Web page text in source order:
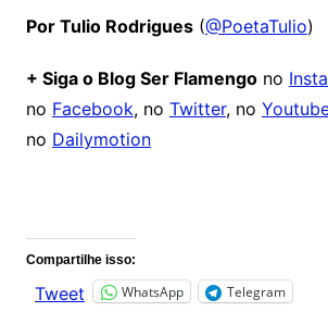
Por Tulio Rodrigues(@PoetaTulio)
+ Siga o Blog Ser Flamengono
no Facebook, no Twitter, no
no Dailymotion
Compartilhe isso:
Tweet WhatsApp Telegram